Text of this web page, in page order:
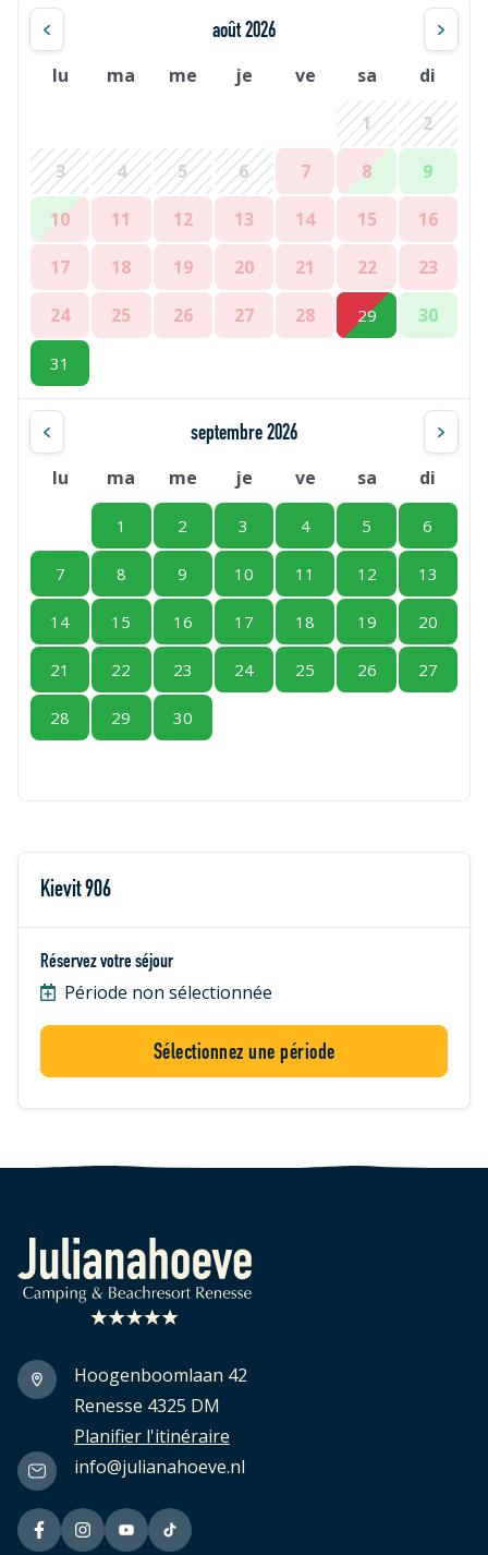
août 2026
lu ma me je ve sa
di
1
2
3
4 5 6 7 8
9
10
11 12 13 14 15
16
17
18 19 20 21 22
23
24
25 26 27 28 29 30
31
septembre 2026
lu ma me je ve sa di
1 2 3 4 5 6
7 8 9 10 11 12 13
14 15 16 17 18 19 20
21 22 23 24 25 26 27
28 29 30
Kievit 906
Réservez votre séjour
Période non sélectionnée
Sélectionnez une période
Logo Julianahoeve
Hoogenboomlaan 42
Renesse 4325 DM
Planifier l'itinéraire
info@julianahoeve.nl